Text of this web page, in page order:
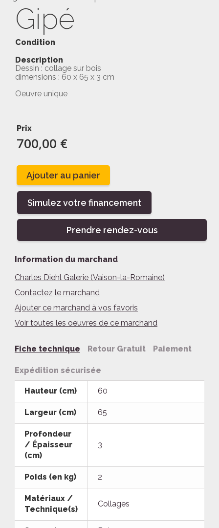
Gipé
Condition
Description
Dessin : collage sur bois
dimensions : 60 x 65 x 3 cm
Oeuvre unique
Prix
700,00 €
Ajouter au panier
Simulez votre financement
Prendre rendez-vous
Information du marchand
Charles Diehl Galerie (Vaison-la-Romaine)
Contactez le marchand
Ajouter ce marchand à vos favoris
Voir toutes les oeuvres de ce marchand
Fiche technique Retour Gratuit Paiement
Expédition sécurisée
Hauteur (cm) 60
Largeur (cm) 65
Profondeur
/ Épaisseur
(cm)
3
Poids (en kg) 2
Matériaux /
Technique(s)
Collages